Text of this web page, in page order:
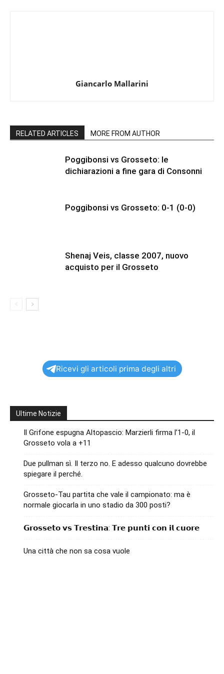
Giancarlo Mallarini
RELATED ARTICLES MORE FROM AUTHOR
Poggibonsi vs Grosseto: le
dichiarazioni a fine gara di Consonni
Poggibonsi vs Grosseto: 0-1 (0-0)
Shenaj Veis, classe 2007, nuovo
acquisto per il Grosseto
Ricevi gli articoli prima degli altri
Ultime Notizie
Il Grifone espugna Altopascio: Marzierli firma l’1-0, il
Grosseto vola a +11
Due pullman sì. Il terzo no. E adesso qualcuno dovrebbe
spiegare il perché.
Grosseto-Tau partita che vale il campionato: ma è
normale giocarla in uno stadio da 300 posti?
𝗚𝗿𝗼𝘀𝘀𝗲𝘁𝗼 𝘃𝘀 𝗧𝗿𝗲𝘀𝘁𝗶𝗻𝗮: 𝗧𝗿𝗲 𝗽𝘂𝗻𝘁𝗶 𝗰𝗼𝗻 𝗶𝗹 𝗰𝘂𝗼𝗿𝗲
Una città che non sa cosa vuole